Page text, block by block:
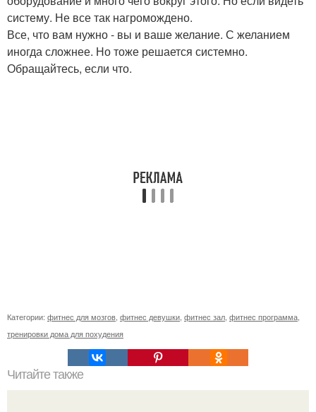
систему. Не все так нагромождено.
Все, что вам нужно - вы и ваше желание. С желанием
иногда сложнее. Но тоже решается системно.
Обращайтесь, если что.
Категории: фитнес для мозгов фитнес девушки фитнес зал фитнес программа
тренировки дома для похудения
Читайте также